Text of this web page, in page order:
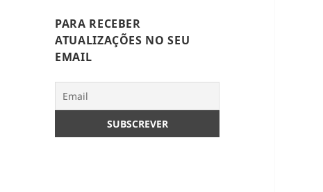
PARA RECEBER
ATUALIZAÇÕES NO SEU
EMAIL